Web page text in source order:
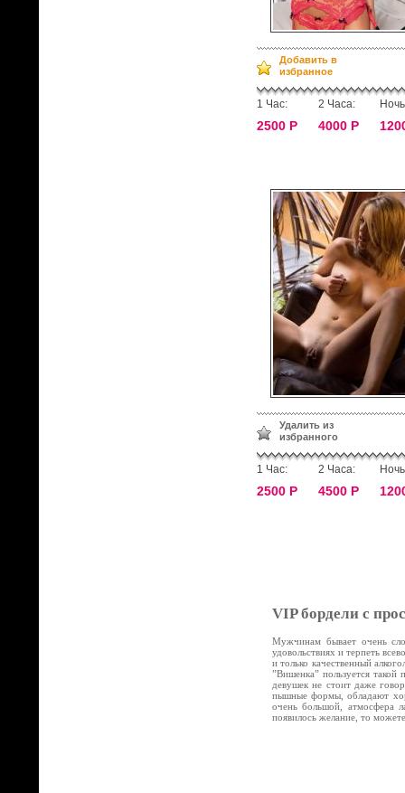
Добавить в
избранное
1 Час:
2500 Р
2 Часа:
4000 Р
Удалить из
избранного
1 Час:
2500 Р
2 Часа:
4500 Р
VIP бордели с
Мужчинам бывает очень
удовольствиях и терпеть
и только качественный
”Вишенка” пользуется
девушек не стоит даже
пышные формы, обладают
очень большой, атмосфера
появилось желание, то